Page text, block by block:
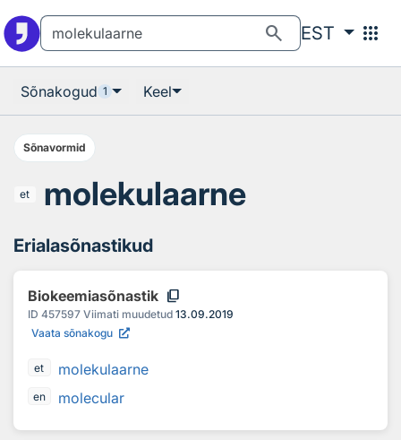
search EST apps
Sõnakogud 1 Keel
Sõnavormid
et molekulaarne
Erialasõnastikud
Biokeemiasõnastik content_copy
ID 457597 Viimati muudetud 13.09.2019
Vaata sõnakogu
et molekulaarne
en molecular